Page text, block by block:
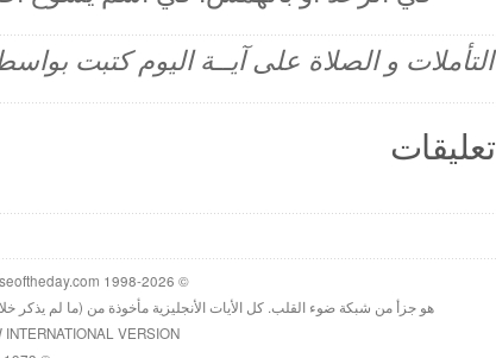
التأملات و الصلاة على آيــة اليوم كتبت
تعليقات
© 1998-2026 Heartlight, Inc. Verseoftheday.com
هو جزأ من شبكة ضوء القلب. كل الأيات الأنجليزية مأخوذة من (ما لم يذكر
INTERNATIONAL VERSION